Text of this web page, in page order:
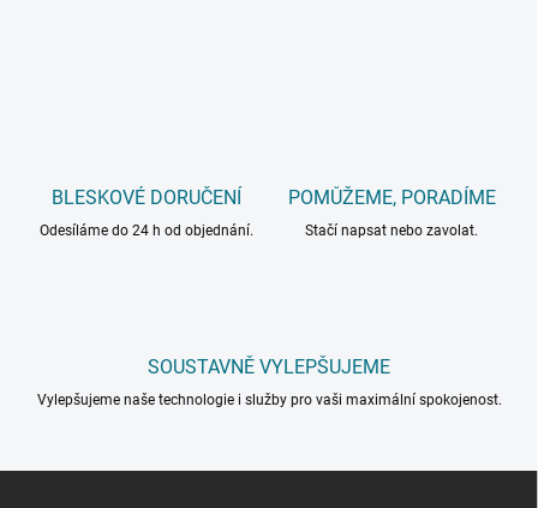
BLESKOVÉ DORUČENÍ
Odesíláme do 24 h od objednání.
POMŮŽEME, PORADÍME
Stačí napsat nebo zavolat.
SOUSTAVNĚ VYLEPŠUJEME
Vylepšujeme naše technologie i služby pro vaši maximální spokojenost.